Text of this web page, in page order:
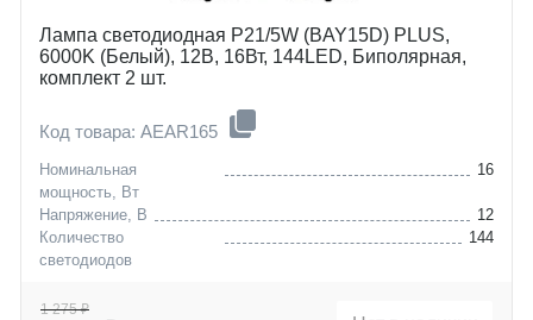
Лампа светодиодная P21/5W (BAY15D) PLUS,
6000K (Белый), 12В, 16Вт, 144LED, Биполярная,
комплект 2 шт.
Код товара: AEAR165
Номинальная
мощность, Вт
16
Напряжение, В
12
Количество
светодиодов
144
1 275 ₽